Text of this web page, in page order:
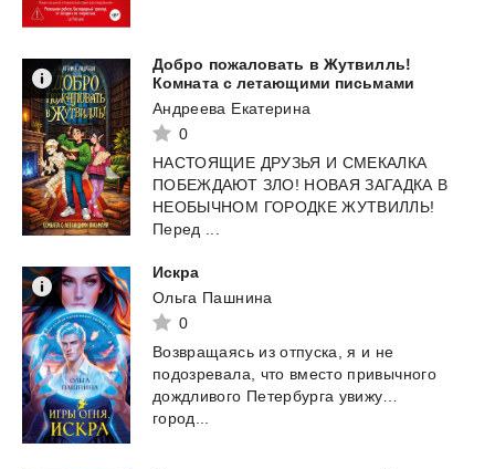
Добро пожаловать в Жутвилль!
Комната с летающими письмами
Андреева Екатерина
0
НАСТОЯЩИЕ ДРУЗЬЯ И СМЕКАЛКА
ПОБЕЖДАЮТ ЗЛО! НОВАЯ ЗАГАДКА В
НЕОБЫЧНОМ ГОРОДКЕ ЖУТВИЛЛЬ!
Перед ...
Искра
Ольга Пашнина
0
Возвращаясь из отпуска, я и не
подозревала, что вместо привычного
дождливого Петербурга увижу…
город...